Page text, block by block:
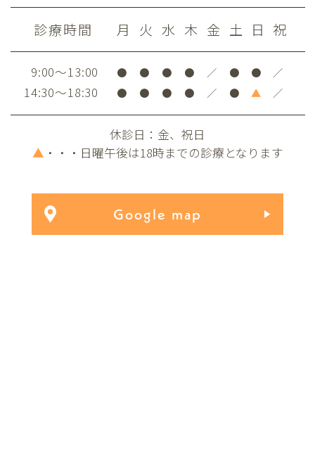
診療時間 月 火 水 木 金 土 日 祝
9:00～13:00 ● ● ● ● ／ ● ● ／
14:30～18:30 ● ● ● ● ／ ● ▲ ／
休診日：金、祝日
▲ ・・・日曜午後は18時までの診療となります
Google map